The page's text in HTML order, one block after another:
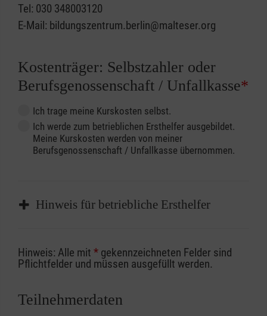
Tel: 030 348003120
E-Mail: bildungszentrum.berlin@malteser.org
Kostenträger: Selbstzahler oder
Berufsgenossenschaft / Unfallkasse*
Ich trage meine Kurskosten selbst.
Ich werde zum betrieblichen Ersthelfer ausgebildet.
Meine Kurskosten werden von meiner
Berufsgenossenschaft / Unfallkasse übernommen.
Hinweis für betriebliche Ersthelfer
Sofern Sie ein Kostenübernahmeverfahren
Ihrer Berufsgenossenschaft / Unfallkasse
Abrechnungsunterlagen spätestens zu
Hinweis: Alle mit * gekennzeichneten Felder sind
Pflichtfelder und müssen ausgefüllt werden.
Teilnehmerdaten